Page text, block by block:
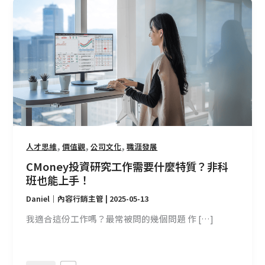
人才思維,價值觀,公司文化,職涯發展
CMoney投資研究工作需要什麼特質？非科
班也能上手！
Daniel｜內容行銷主管 | 2025-05-13
我適合這份工作嗎？最常被問的幾個問題 作 […]
CMoney
資
研
究
工
作
需
要
麼
特
質？
非
科
班